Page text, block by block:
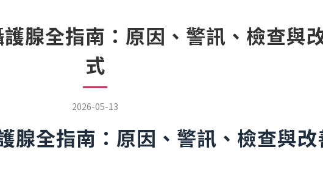
腺全指南：原因、警訊、檢查與
式
2026-05-13
腺全指南：原因、警訊、檢查與